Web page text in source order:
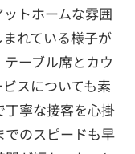
トホームな雰囲
れている様子が
ーブル席とカウ
スについても素
寧な接客を心掛
でのスピードも早